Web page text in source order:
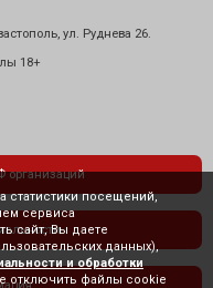
ул. Руднева 26.
18+
организаций
статистики посещений,
сервиса
сайт, Вы даете
данных),
и обработки
отключить файлы cookie